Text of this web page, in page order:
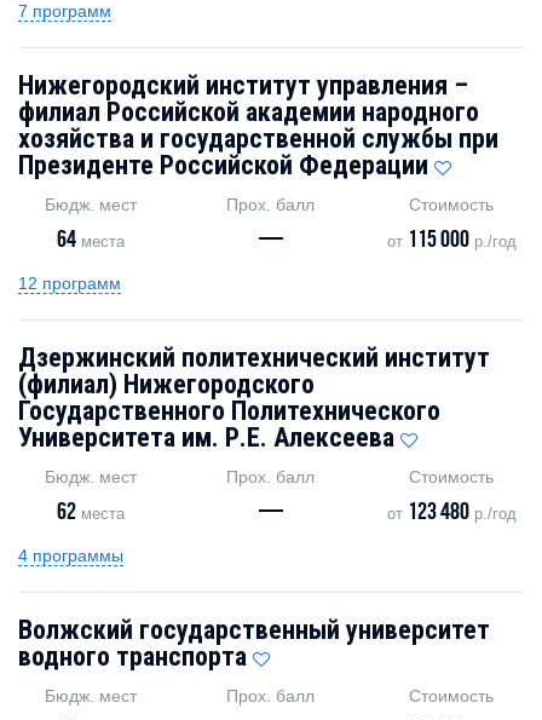
7 программ
Нижегородский институт управления –
филиал Российской академии народного
хозяйства и государственной службы при
Президенте Российской Федерации
Бюдж. мест
64места
Прох. балл
—
Стоимость
от 115 000р./год
12 программ
Дзержинский политехнический институт
(филиал) Нижегородского
Государственного Политехнического
Университета им. Р.Е. Алексеева
Бюдж. мест
62места
Прох. балл
—
Стоимость
от 123 480р./год
4 программы
Волжский государственный университет
водного транспорта
Бюдж. мест Прох. балл Стоимость